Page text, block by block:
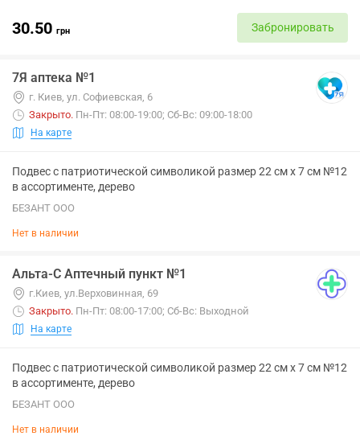
30.50 грн Забронировать
7Я аптека №1
г. Киев, ул. Софиевская, 6
Закрыто. Пн-Пт: 08:00-19:00; Сб-Вс: 09:00-18:00
На карте
Подвес с патриотической символикой размер 22 см х 7 см №12
в ассортименте, дерево
БЕЗАНТ ООО
Нет в наличии
Альта-С Аптечный пункт №1
г.Киев, ул.Верховинная, 69
Закрыто. Пн-Пт: 08:00-17:00; Сб-Вс: Выходной
На карте
Подвес с патриотической символикой размер 22 см х 7 см №12
в ассортименте, дерево
БЕЗАНТ ООО
Нет в наличии